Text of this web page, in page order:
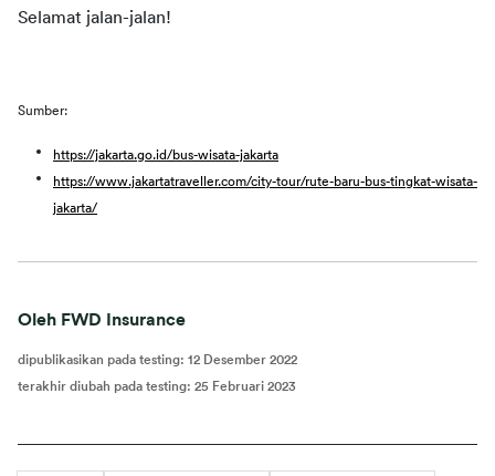
Selamat jalan-jalan!
Sumber:
https://jakarta.go.id/bus-wisata-jakarta
https://www.jakartatraveller.com/city-tour/rute-baru-bus-tingkat-wisata-
jakarta/
Oleh FWD Insurance
dipublikasikan pada testing: 12 Desember 2022
terakhir diubah pada testing: 25 Februari 2023